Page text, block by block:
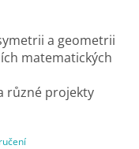
a geometrii
matematických
různé projekty